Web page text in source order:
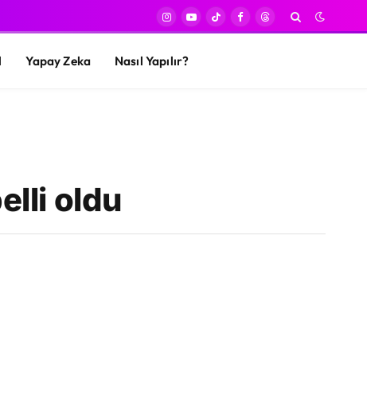
Instagram
YouTube
TikTokFacebook
Threads
Yapay Zeka Nasıl Yapılır?
oldu